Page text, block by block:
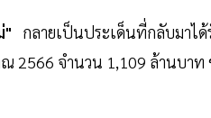
" กลายเป็นประเด็นที่กลับมา
2566 จำนวน 1,109 ล้านบาท